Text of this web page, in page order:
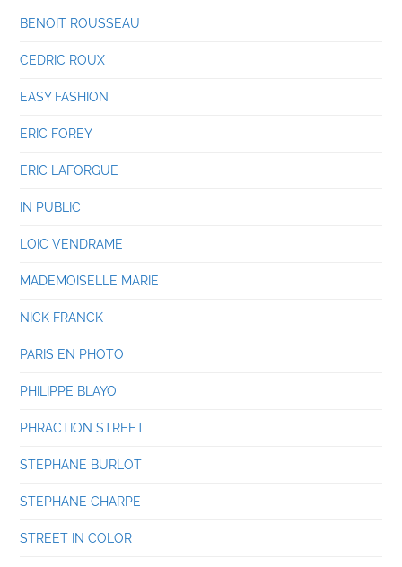
BENOIT ROUSSEAU
CEDRIC ROUX
EASY FASHION
ERIC FOREY
ERIC LAFORGUE
IN PUBLIC
LOIC VENDRAME
MADEMOISELLE MARIE
NICK FRANCK
PARIS EN PHOTO
PHILIPPE BLAYO
PHRACTION STREET
STEPHANE BURLOT
STEPHANE CHARPE
STREET IN COLOR